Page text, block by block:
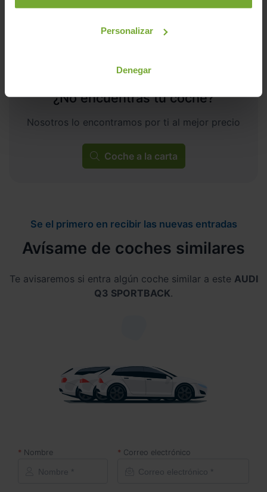
Personalizar
Denegar
¿No encuentras tu coche?
Nosotros lo encontramos por ti al mejor precio
Coche a la carta
Se el primero en recibir las nuevas entradas
Avísame de coches similares
Te avisaremos si entra algún coche similar a este AUDI
Q3 SPORTBACK.
Nombre Correo electrónico